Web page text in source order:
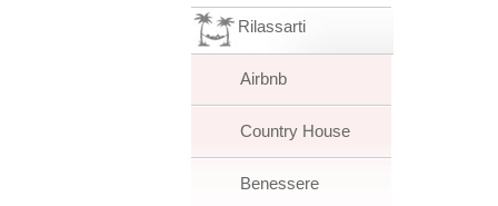
Rilassarti
Airbnb
Country House
Benessere